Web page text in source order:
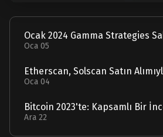
Ocak 2024 Gamma Strategies
Oca 05
Oca 04
Ara 22